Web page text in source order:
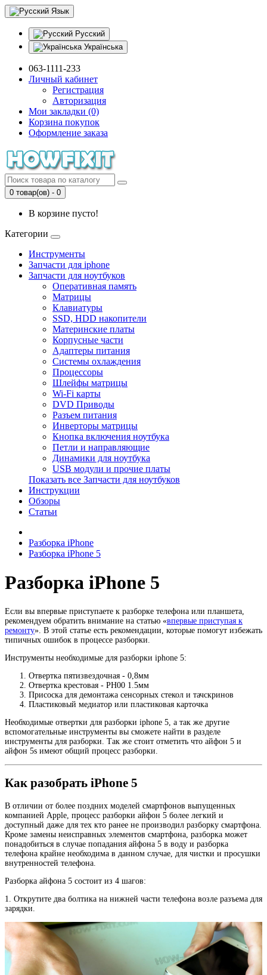
Язык
Русский
Українська
063-1111-233
Личный кабинет
Регистрация
Авторизация
Мои закладки (0)
Корзина покупок
Оформление заказа
0 товар(ов) - 0
В корзине пусто!
Категории
Инструменты
Запчасти для iphone
Запчасти для ноутбуков
Оперативная память
Матрицы
Клавиатуры
SSD, HDD накопители
Материнские платы
Корпусные части
Адаптеры питания
Системы охлаждения
Процессоры
Шлейфы матрицы
Wi-Fi карты
DVD Приводы
Разъем питания
Инверторы матрицы
Кнопка включения ноутбука
Петли и направляющие
Динамики для ноутбука
USB модули и прочие платы
Показать все Запчасти для ноутбуков
Инструкции
Обзоры
Статьи
Разборка iPhone
Разборка iPhone 5
Разборка iPhone 5
Если вы впервые приступаете к разборке телефона или планшета,
рекомендуем обратить внимание на статью «впервые приступая к
ремонту». В этой статье есть рекомендации, которые помогут избежать
типичных ошибок в процессе разборки.
Инструменты необходимые для разборки iphone 5:
Отвертка пятизвездочная - 0,8мм
Отвертка крестовая - PH00 1.5мм
Присоска для демонтажа сенсорных стекол и тачскринов
Пластиковый медиатор или пластиковая карточка
Необходимые отвертки для разборки iphone 5, а так же другие
вспомогательные инструменты вы сможете найти в разделе
инструменты для разборки. Так же стоит отметить что айфон 5 и
айфон 5s имеют общий процесс разборки.
Как разобрать iPhone 5
В отличии от более поздних моделей смартфонов выпущенных
компанией Apple, процесс разборки айфон 5 более легкий и
доступный даже для тех кто ранее не производил разборку смартфона.
Кроме замены неисправных элементов смартфона, разборка может
понадобиться в случае попадания айфона 5 в воду и разборка
телефона крайне необходима в данном случае, для чистки и просушки
внутренностей телефона.
Разборка айфона 5 состоит из 4 шагов:
1. Открутите два болтика на нижней части телефона возле разъема для
зарядки.